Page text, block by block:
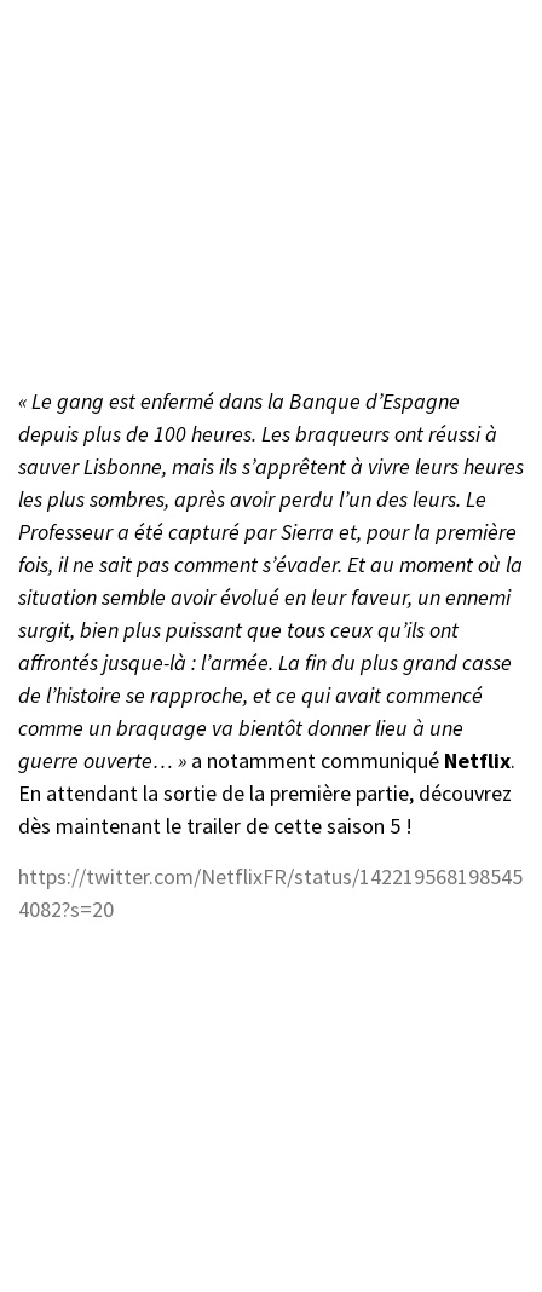
« Le gang est enfermé dans la Banque d’Espagne
depuis plus de 100 heures. Les braqueurs ont réussi à
sauver Lisbonne, mais ils s’apprêtent à vivre leurs heures
les plus sombres, après avoir perdu l’un des leurs. Le
Professeur a été capturé par Sierra et, pour la première
fois, il ne sait pas comment s’évader. Et au moment où la
situation semble avoir évolué en leur faveur, un ennemi
surgit, bien plus puissant que tous ceux qu’ils ont
affrontés jusque-là : l’armée. La fin du plus grand casse
de l’histoire se rapproche, et ce qui avait commencé
comme un braquage va bientôt donner lieu à une
guerre ouverte… » a notamment communiqué Netflix.
En attendant la sortie de la première partie, découvrez
dès maintenant le trailer de cette saison 5 !
https://twitter.com/NetflixFR/status/142219568198545
4082?s=20